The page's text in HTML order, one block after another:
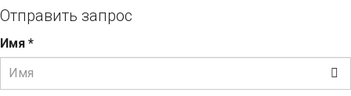
Отправить запрос
Имя *